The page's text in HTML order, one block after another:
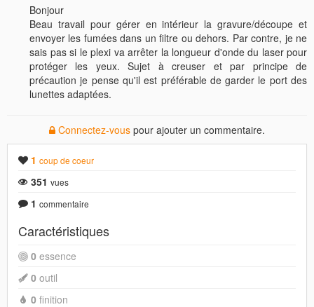
Bonjour
Beau travail pour gérer en intérieur la gravure/découpe et
envoyer les fumées dans un filtre ou dehors. Par contre, je ne
sais pas si le plexi va arrêter la longueur d'onde du laser pour
protéger les yeux. Sujet à creuser et par principe de
précaution je pense qu'il est préférable de garder le port des
lunettes adaptées.
Connectez-vous pour ajouter un commentaire.
1 coup de coeur
351 vues
1 commentaire
Caractéristiques
0 essence
0 outil
0 finition